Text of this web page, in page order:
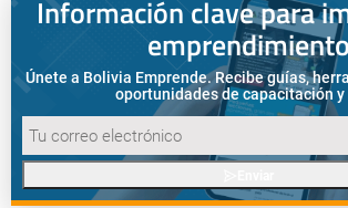
Información clave para
emprendimiento
Únete a Bolivia Emprende. Recibe guías,
oportunidades de capacitación y